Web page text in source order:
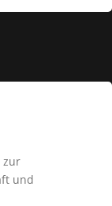
zur
und